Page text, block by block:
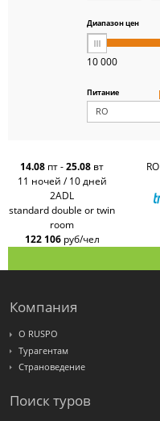
Alean
Sunmar
PlanTravel
FUN&SUN
ex TUI
Крымская
Волна
LOTI
Express
Диапазон цен
10 000
Питание
14.08 пт-25.08 вт
11 ночей / 10 дней
RO
2ADL
standard double or twin
room
122 106 руб/чел
Компания
О RUSPO
Турагентам
Страноведение
Поиск туров